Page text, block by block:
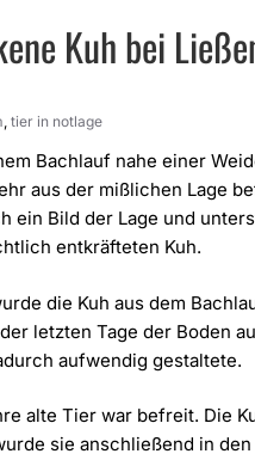
Kuh bei
, tier in notlage
Bachlauf nahe einer
aus der mißlichen Lage
ein Bild der Lage und
entkräfteten Kuh.
die Kuh aus dem
letzten Tage der Boden
aufwendig gestaltete.
alte Tier war befreit. Die
sie anschließend in